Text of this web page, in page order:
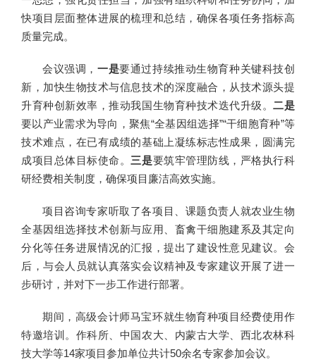
快项目层面整体进展的梳理和总结，确保各项任务指标高
质量完成。
会议强调， 一是要通过持续推动生物育种关键科技创
新，加快生物技术与信息技术的深度融合，从技术源头提
升育种创新效率，推动我国生物育种技术迭代升级。二是
要以产业需求为导向，聚焦“全基因组选择”“干细胞育种”等
技术难点，在已有成绩的基础上凝练标志性成果，圆满完
成项目总体目标使命。 三是要筑牢管理防线，严格执行科
研经费相关制度，确保项目廉洁高效实施。
项目咨询专家听取了各项目、课题负责人就农业生物
全基因组选择技术创新与应用、畜禽干细胞建系及其定向
分化等任务进展情况的汇报，提出了建设性意见建议。会
后，与会人员就认真落实会议精神及专家建议开展了进一
步研讨，并对下一步工作进行部署。
期间，高级会计师马宝环就生物育种项目经费使用作
特邀培训。作科所、中国农大、内蒙古大学、西北农林科
技大学等14家项目参加单位共计50余名专家参加会议。